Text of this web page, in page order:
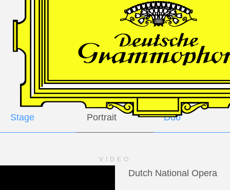
Daniel Heide,
Piano
GALLERY
Stage Portrait Duo
VIDEO
Dutch National Opera